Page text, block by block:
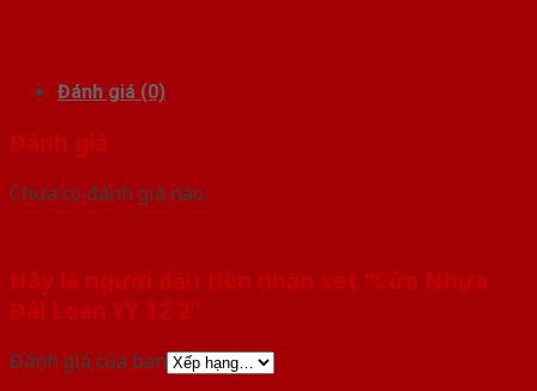
Đánh giá (0)
Đánh giá
Chưa có đánh giá nào.
Hãy là người đầu tiên nhận xét “Cửa Nhựa
Đài Loan YY 12 2”
Đánh giá của bạn